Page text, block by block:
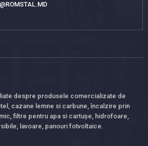
despre produsele comercializate de
cazane lemne si carbune, încalzire prin
filtre pentru apa si cartușe, hidrofoare,
lavoare, panouri fotvoltaice.